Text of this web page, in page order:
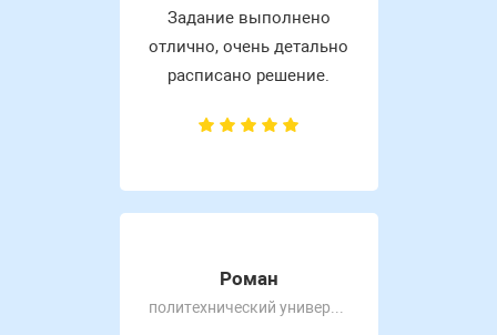
Задание выполнено
отлично, очень детально
расписано решение.
Роман